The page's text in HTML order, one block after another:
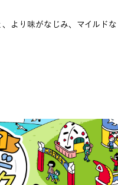
より味がなじみ、マイルドな